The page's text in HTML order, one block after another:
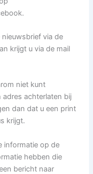
via de
krijgt u via de mail
niet kunt
adres achterlaten bij
dan dat u een print
krijgt.
informatie op de
hebben die
bericht naar